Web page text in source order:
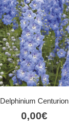
Delphinium Centurion
0,00€